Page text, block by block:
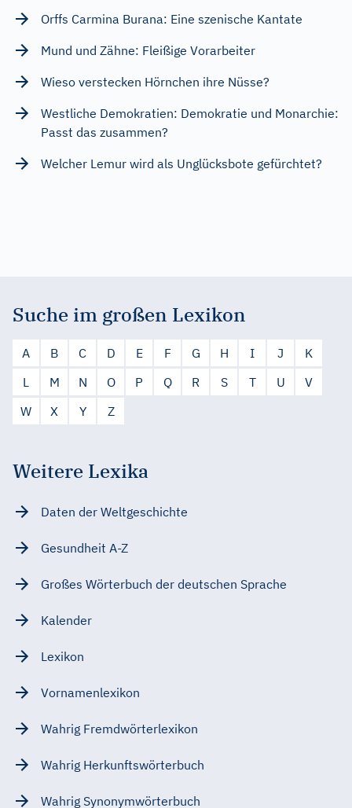
Orffs Carmina Burana: Eine szenische Kantate
Mund und Zähne: Fleißige Vorarbeiter
Wieso verstecken Hörnchen ihre Nüsse?
Westliche Demokratien: Demokratie und Monarchie:
Passt das zusammen?
Welcher Lemur wird als Unglücksbote gefürchtet?
Suche im großen Lexikon
A B C D E F G H I J
K
L
M N O P Q R S T U
V
W
X Y Z
Weitere Lexika
Daten der Weltgeschichte
Gesundheit A-Z
Großes Wörterbuch der deutschen Sprache
Kalender
Lexikon
Vornamenlexikon
Wahrig Fremdwörterlexikon
Wahrig Herkunftswörterbuch
Wahrig Synonymwörterbuch